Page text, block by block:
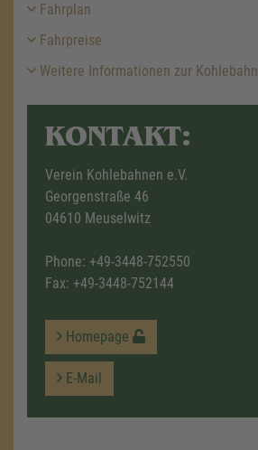
Fahrplan
Fahrpreise
Weitere Informationen zur Kohlebahn
KONTAKT:
Verein Kohlebahnen e.V.
Georgenstraße 46
04610 Meuselwitz
Phone: +49-3448-752550
Fax: +49-3448-752144
Homepage
E-Mail